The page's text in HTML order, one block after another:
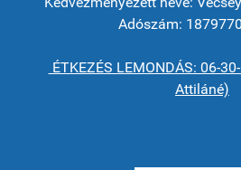
Adószám:
ÉTKEZÉS LEMONDÁS: 06-
Attiláné)